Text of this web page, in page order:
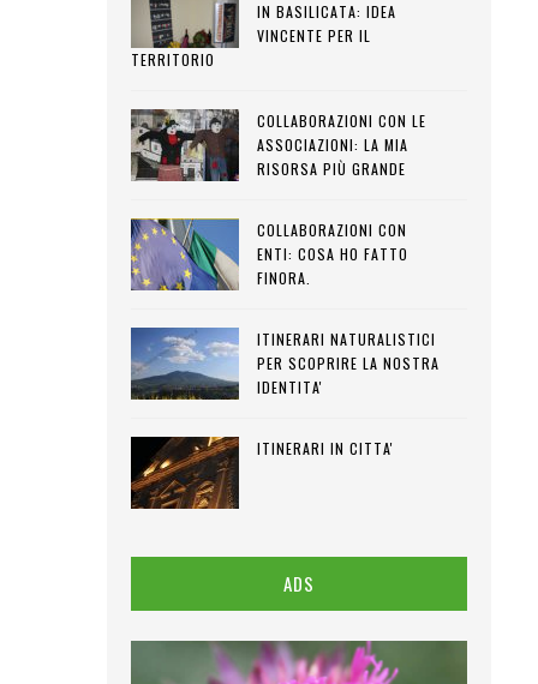
IN BASILICATA: IDEA
VINCENTE PER IL
TERRITORIO
COLLABORAZIONI CON LE
ASSOCIAZIONI: LA MIA
RISORSA PIÙ GRANDE
COLLABORAZIONI CON
ENTI: COSA HO FATTO
FINORA.
ITINERARI NATURALISTICI
PER SCOPRIRE LA NOSTRA
IDENTITA'
ITINERARI IN CITTA'
ADS